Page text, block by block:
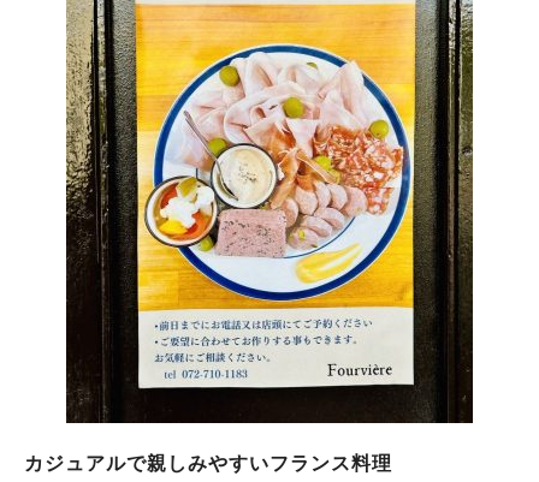
カジュアルで親しみやすいフランス料理